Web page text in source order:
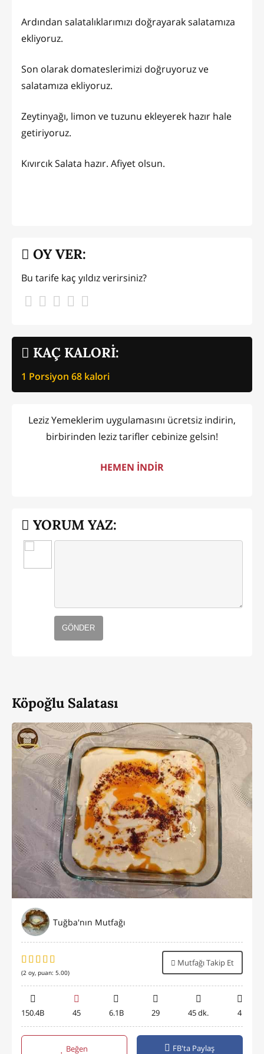
Ardından salatalıklarımızı doğrayarak salatamıza
ekliyoruz.
Son olarak domateslerimizi doğruyoruz ve
salatamıza ekliyoruz.
Zeytinyağı, limon ve tuzunu ekleyerek hazır hale
getiriyoruz.
Kıvırcık Salata hazır. Afiyet olsun.
KAÇ KALORİ:
1 Porsiyon 68 kalori
OY VER:
Bu tarife kaç yıldız verirsiniz?
Leziz Yemeklerim uygulamasını ücretsiz indirin,
birbirinden leziz tarifler cebinize gelsin!
HEMEN İNDİR
YORUM YAZ:
GÖNDER
Köpoğlu Salatası
Tuğba'nın Mutfağı
(2 oy, puan: 5.00)
Mutfağı Takip Et
150.4B 45 6.1B 29 45 dk. 4
Beğen FB'ta Paylaş